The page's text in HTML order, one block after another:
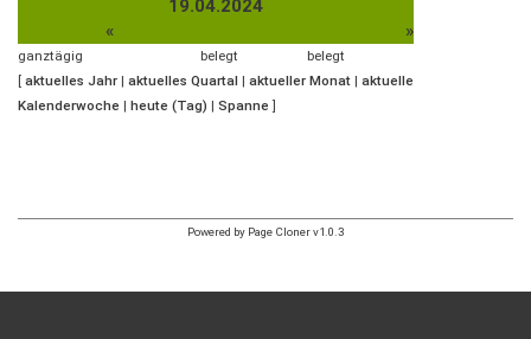
19.04.2024
«
»
ganztägig belegt
belegt
[ aktuelles Jahr | aktuelles Quartal | aktueller Monat | aktuelle
Kalenderwoche | heute (Tag) | Spanne ]
Powered by Page Cloner v1.0.3